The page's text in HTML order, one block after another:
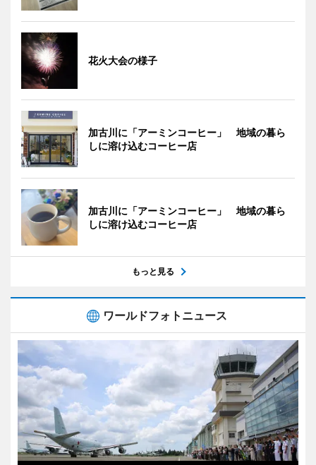
花火大会の様子
加古川に「アーミンコーヒー」 地域の暮ら
しに溶け込むコーヒー店
加古川に「アーミンコーヒー」 地域の暮ら
しに溶け込むコーヒー店
もっと見る
ワールドフォトニュース